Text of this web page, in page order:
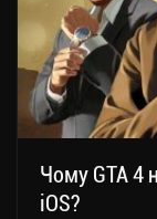
Чому GTA 4
iOS?